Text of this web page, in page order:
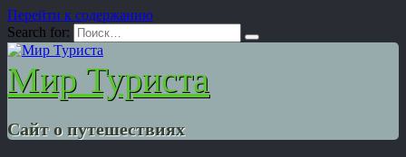
Перейти к содержанию
Search for:
Мир Туриста
Сайт о путешествиях